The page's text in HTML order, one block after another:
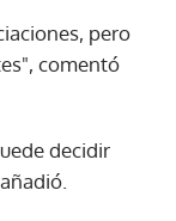
pero
comentó
decidir